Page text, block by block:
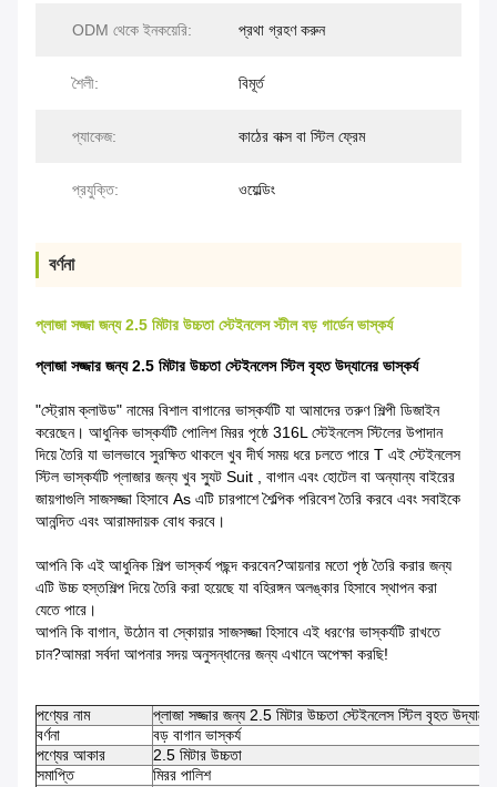
ODM থেকে ইনকয়েরি: প্রথা গ্রহণ করুন
শৈলী: বিমূর্ত
প্যাকেজ: কাঠের বাক্স বা স্টিল ফ্রেম
প্রযুক্তি: ওয়েল্ডিং
বর্ণনা
প্লাজা সজ্জা জন্য 2.5 মিটার উচ্চতা স্টেইনলেস স্টীল বড় গার্ডেন ভাস্কর্য
প্লাজা সজ্জার জন্য 2.5 মিটার উচ্চতা স্টেইনলেস স্টিল বৃহত উদ্যানের ভাস্কর্য
"স্ট্রোম ক্লাউড" নামের বিশাল বাগানের ভাস্কর্যটি যা আমাদের তরুণ শিল্পী ডিজাইন
করেছেন। আধুনিক ভাস্কর্যটি পোলিশ মিরর পৃষ্ঠে 316L স্টেইনলেস স্টিলের উপাদান
দিয়ে তৈরি যা ভালভাবে সুরক্ষিত থাকলে খুব দীর্ঘ সময় ধরে চলতে পারে T এই স্টেইনলেস
স্টিল ভাস্কর্যটি প্লাজার জন্য খুব স্যুট Suit , বাগান এবং হোটেল বা অন্যান্য বাইরের
জায়গাগুলি সাজসজ্জা হিসাবে As এটি চারপাশে শৈল্পিক পরিবেশ তৈরি করবে এবং সবাইকে
আনন্দিত এবং আরামদায়ক বোধ করবে।
আপনি কি এই আধুনিক শিল্প ভাস্কর্য পছন্দ করবেন?আয়নার মতো পৃষ্ঠ তৈরি করার জন্য
এটি উচ্চ হস্তশিল্প দিয়ে তৈরি করা হয়েছে যা বহিরঙ্গন অলঙ্কার হিসাবে স্থাপন করা
যেতে পারে।
আপনি কি বাগান, উঠোন বা স্কোয়ার সাজসজ্জা হিসাবে এই ধরণের ভাস্কর্যটি রাখতে
চান?আমরা সর্বদা আপনার সদয় অনুসন্ধানের জন্য এখানে অপেক্ষা করছি!
পণ্যের নাম
প্লাজা সজ্জার জন্য 2.5 মিটার উচ্চতা স্টেইনলেস স্টিল বৃহত উদ্যানের
বর্ণনা
বড় বাগান ভাস্কর্য
পণ্যের আকার
2.5 মিটার উচ্চতা
সমাপ্তি
মিরর পালিশ